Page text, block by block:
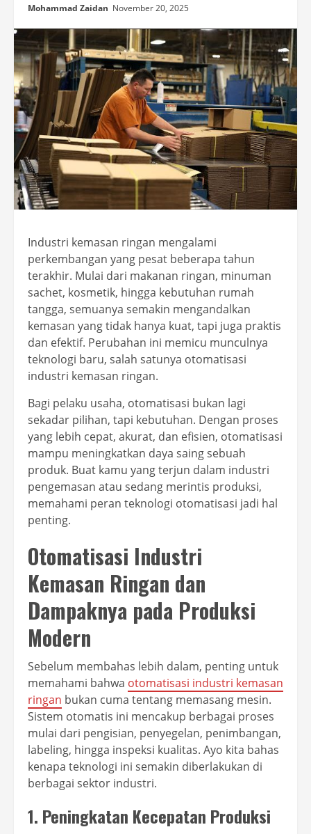
Mohammad Zaidan November 20, 2025
Industri kemasan ringan mengalami
perkembangan yang pesat beberapa tahun
terakhir. Mulai dari makanan ringan, minuman
sachet, kosmetik, hingga kebutuhan rumah
tangga, semuanya semakin mengandalkan
kemasan yang tidak hanya kuat, tapi juga praktis
dan efektif. Perubahan ini memicu munculnya
teknologi baru, salah satunya otomatisasi
industri kemasan ringan.
Bagi pelaku usaha, otomatisasi bukan lagi
sekadar pilihan, tapi kebutuhan. Dengan proses
yang lebih cepat, akurat, dan efisien, otomatisasi
mampu meningkatkan daya saing sebuah
produk. Buat kamu yang terjun dalam industri
pengemasan atau sedang merintis produksi,
memahami peran teknologi otomatisasi jadi hal
penting.
Otomatisasi Industri
Kemasan Ringan dan
Dampaknya pada Produksi
Modern
Sebelum membahas lebih dalam, penting untuk
memahami bahwa otomatisasi industri kemasan
ringan bukan cuma tentang memasang mesin.
Sistem otomatis ini mencakup berbagai proses
mulai dari pengisian, penyegelan, penimbangan,
labeling, hingga inspeksi kualitas. Ayo kita bahas
kenapa teknologi ini semakin diberlakukan di
berbagai sektor industri.
1. Peningkatan Kecepatan Produksi